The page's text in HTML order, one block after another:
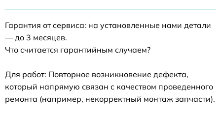
Гарантия от сервиса: на установленные нами детали
— до 3 месяцев.
Что считается гарантийным случаем?
Для работ: Повторное возникновение дефекта,
который напрямую связан с качеством проведенного
ремонта (например, некорректный монтаж запчасти).